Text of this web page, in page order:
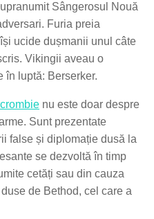
Sângerosul Nouă
Furia preia
ucide dușmanii unul câte
Vikingii aveau o
în luptă: Berserker.
nu este doar despre
Sunt prezentate
false și diplomație dusă la
se dezvoltă în timp
cetăți sau din cauza
de Bethod, cel care a